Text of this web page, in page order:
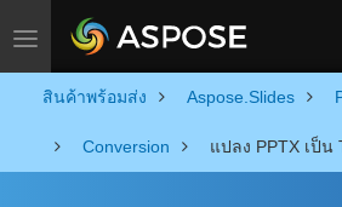
Toggle navigation
สินค้าพร้อมส่ง Aspose.Slides
Conversion แปลง PPTX เป็น